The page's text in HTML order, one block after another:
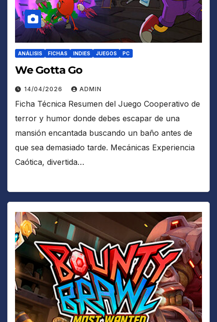
ANÁLISIS FICHAS INDIES JUEGOS PC
We Gotta Go
14/04/2026 ADMIN
Ficha Técnica Resumen del Juego Cooperativo de
terror y humor donde debes escapar de una
mansión encantada buscando un baño antes de
que sea demasiado tarde. Mecánicas Experiencia
Caótica, divertida…